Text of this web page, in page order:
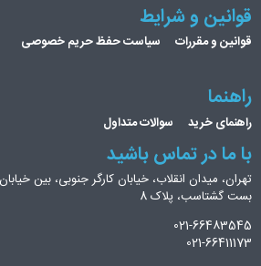
قوانین و شرایط
قوانین و مقررات سیاست حفظ حریم خصوصی
راهنما
راهنمای خرید سوالات متداول
با ما در تماس باشید
تهران، میدان انقلاب، خیابان کارگر جنوبی، بین
بست گشتاسب، پلاک 8
021-66483545
021-66411173